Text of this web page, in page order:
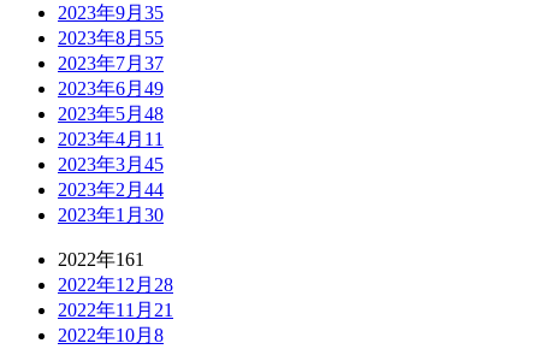
2023年9月 35
2023年8月 55
2023年7月 37
2023年6月 49
2023年5月 48
2023年4月 11
2023年3月 45
2023年2月 44
2023年1月 30
2022年161
2022年12月 28
2022年11月 21
2022年10月 8